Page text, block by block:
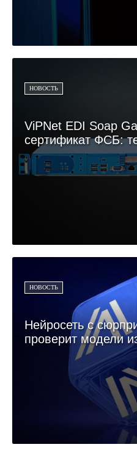
НОВОСТЬ
ViPNet EDI Soap
сертификат ФСБ:
НОВОСТЬ
Нейросеть с
проверит модели